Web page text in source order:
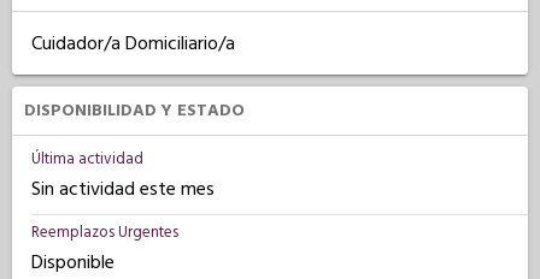
Cuidador/a Domiciliario/a
DISPONIBILIDAD Y ESTADO
Última actividad
Sin actividad este mes
Reemplazos Urgentes
Disponible